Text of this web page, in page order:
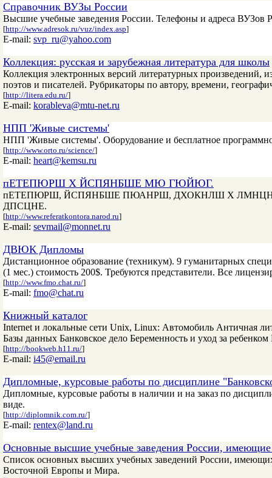
Справочник ВУЗы России
Высшие учебные заведения России. Телефоны и адреса ВУЗов
[http://www.adresok.ru/vuz/index.asp]
E-mail: svp_ru@yahoo.com
Коллекция: русская и зарубежная литература для школы
Коллекция электронных версий литературных
поэтов и писателей. Рубрикаторы по автору, времени,
[http://litera.edu.ru/]
E-mail: korableva@mtu-net.ru
НПП 'Живые системы'
НПП 'Живые системы'. Оборудование и бесплатное
[http://www.orto.ru/science/]
E-mail: heart@kemsu.ru
пЕТЕПЮРШ Х ЙСПЯНБШЕ МЮ ГЮЙЮГ.
пЕТЕПЮРШ, ЙСПЯНБШЕ ПЮАНРШ, ДХОКНЛШ Х
ДПСЦНЕ.
[http://www.referatkontora.narod.ru]
E-mail: sevmail@monnet.ru
ДВЮК Дипломы
Дистанционное образование (техникум). 9 гуманитарных
(1 мес.) стоимость 200$. Требуются представители. Все
[http://www.fmo.chat.ru/]
E-mail: fmo@chat.ru
Книжный каталог
Internet и локальные сети Unix, Linux: Автомобиль Античная
Базы данных Банковское дело Беременность и уход за
[http://bookweb.h11.ru/]
E-mail: i45@email.ru
Дипломные, курсовые работы по дисциплине
Дипломные, курсовые работы в наличии и на заказ по
виде.
[http://diplomnik.com.ru/]
E-mail: rentex@land.ru
Основные высшие учебные заведения России,
Список основных высших учебных заведений России,
Восточной Европы и Мира.